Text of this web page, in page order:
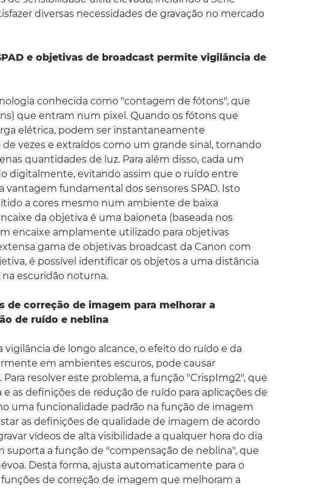
diversas necessidades de gravação no mercado
e objetivas de broadcast permite vigilância de
conhecida como "contagem de fótons", que
que entram num pixel. Quando os fótons que
elétrica, podem ser instantaneamente
vezes e extraídos como um grande sinal, tornando
quantidades de luz. Para além disso, cada um
digitalmente, evitando assim que o ruído entre
vantagem fundamental dos sensores SPAD. Isto
a cores mesmo num ambiente de baixa
da objetiva é uma baioneta (baseada nos
encaixe amplamente utilizado para objetivas
gama de objetivas broadcast da Canon com
é possível identificar os objetos a uma distância
escuridão noturna.
de correção de imagem para melhorar a
de ruído e neblina
de longo alcance, o efeito do ruído e da
em ambientes escuros, pode causar
resolver este problema, a função "CrispImg2", que
as definições de redução de ruído para aplicações de
uma funcionalidade padrão na função de imagem
as definições de qualidade de imagem de acordo
vídeos de alta visibilidade a qualquer hora do dia
suporta a função de "compensação de neblina", que
Desta forma, ajusta automaticamente para o
de correção de imagem que melhoram a